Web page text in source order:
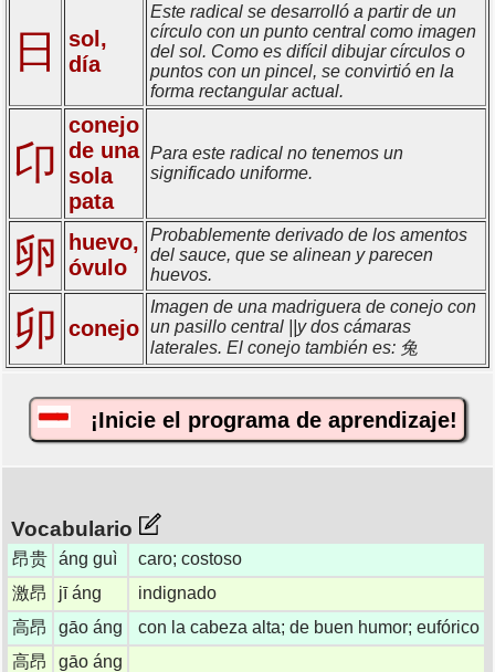
日
sol,
día
Este radical se desarrolló a partir de un
círculo con un punto central como imagen
del sol. Como es difícil dibujar círculos o
puntos con un pincel, se convirtió en la
forma rectangular actual.
卬
conejo
de una
sola
pata
Para este radical no tenemos un
significado uniforme.
卵
huevo,
óvulo
Probablemente derivado de los amentos
del sauce, que se alinean y parecen
huevos.
卯 conejo
Imagen de una madriguera de conejo con
un pasillo central ||y dos cámaras
laterales. El conejo también es: 兔
¡Inicie el programa de aprendizaje!
Vocabulario
昂贵 áng guì
caro; costoso
激昂
jī áng
indignado
高昂
gāo áng
con la cabeza alta; de buen humor; eufórico
高昂
gāo áng